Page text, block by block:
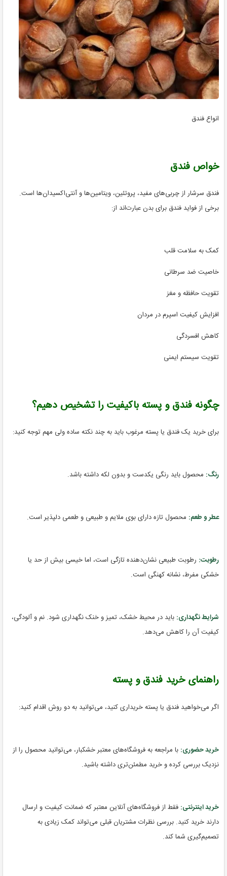
انواع فندق
خواص فندق
فندق سرشار از چربی‌های مفید، پروتئین، ویتامین‌ها و آنتی‌اکسیدان‌ها است.
برخی از فواید فندق برای بدن عبارت‌اند از:
کمک به سلامت قلب
خاصیت ضد سرطانی
تقویت حافظه و مغز
افزایش کیفیت اسپرم در مردان
کاهش افسردگی
تقویت سیستم ایمنی
چگونه فندق و پسته باکیفیت را تشخیص دهیم؟
برای خرید یک فندق یا پسته مرغوب باید به چند نکته ساده ولی مهم توجه کنید:
رنگ: محصول باید رنگی یکدست و بدون لکه داشته باشد.
عطر و طعم: محصول تازه دارای بوی ملایم و طبیعی و طعمی دلپذیر است.
رطوبت: رطوبت طبیعی نشان‌دهنده تازگی است، اما خیسی بیش از حد یا
خشکی مفرط، نشانه کهنگی است.
شرایط نگهداری: باید در محیط خشک، تمیز و خنک نگهداری شود. نم و آلودگی،
کیفیت آن را کاهش می‌دهد.
راهنمای خرید فندق و پسته
اگر می‌خواهید فندق یا پسته خریداری کنید، می‌توانید به دو روش اقدام کنید:
خرید حضوری: با مراجعه به فروشگاه‌های معتبر خشکبار، می‌توانید محصول را از
نزدیک بررسی کرده و خرید مطمئن‌تری داشته باشید.
خرید اینترنتی: فقط از فروشگاه‌های آنلاین معتبر که ضمانت کیفیت و ارسال
دارند خرید کنید. بررسی نظرات مشتریان قبلی می‌تواند کمک زیادی به
تصمیم‌گیری شما کند.